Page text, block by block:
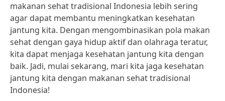
makanan sehat tradisional Indonesia lebih sering
agar dapat membantu meningkatkan kesehatan
jantung kita. Dengan mengombinasikan pola makan
sehat dengan gaya hidup aktif dan olahraga teratur,
kita dapat menjaga kesehatan jantung kita dengan
baik. Jadi, mulai sekarang, mari kita jaga kesehatan
jantung kita dengan makanan sehat tradisional
Indonesia!